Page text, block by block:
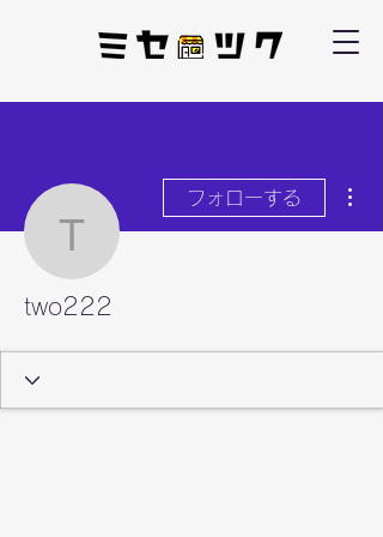
two222
フォローする
two222